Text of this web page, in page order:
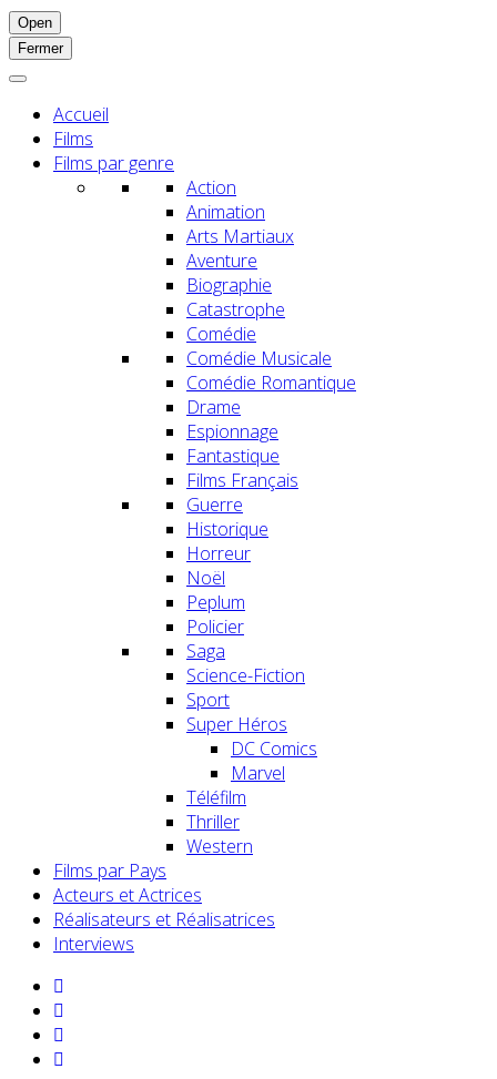
Open
Fermer
Accueil
Films
Films par genre
Action
Animation
Arts Martiaux
Aventure
Biographie
Catastrophe
Comédie
Comédie Musicale
Comédie Romantique
Drame
Espionnage
Fantastique
Films Français
Guerre
Historique
Horreur
Noël
Peplum
Policier
Saga
Science-Fiction
Sport
Super Héros
DC Comics
Marvel
Téléfilm
Thriller
Western
Films par Pays
Acteurs et Actrices
Réalisateurs et Réalisatrices
Interviews